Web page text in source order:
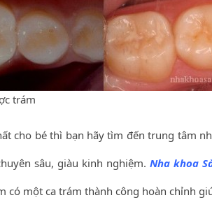
trám
cho bé thì bạn hãy tìm đến trung tâm
sâu, giàu kinh nghiệm. Nha khoa
có một ca trám thành công hoàn chỉnh